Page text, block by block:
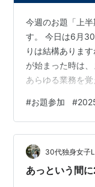
今週のお題「上
す。 今日は6月
りは結構ありま
が始まった時は
あらゆる業務を
とは、仕事のマ
事をしていると
時の行動でミス
しく書くと身バレ
けれど、そのテ
#お題参加 #
30代独身女子
あっという間